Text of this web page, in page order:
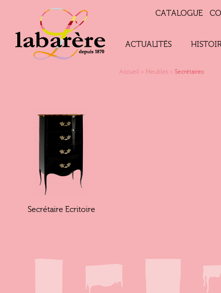
CATALOGUE
ACTUALITÉS
Accueil > Meubles > Secrétaires
Secrétaire Ecritoire